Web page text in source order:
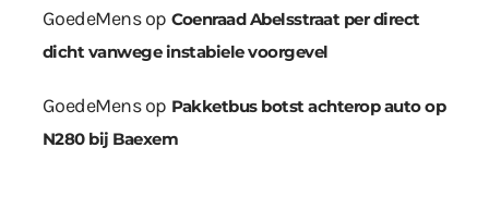
GoedeMensop Coenraad Abelsstraat per direct
dicht vanwege instabiele voorgevel
GoedeMensop Pakketbus botst achterop auto op
N280 bij Baexem